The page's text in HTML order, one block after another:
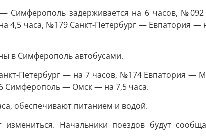
Симферополь задерживается на 6 часов,
часа, №179 Санкт-Петербург — Евпатория
в Симферополь автобусами.
Петербург — на 7 часов, №174 Евпатория
Симферополь — Омск — на 7,5 часа.
обеспечивают питанием и водой.
Начальники поездов будут